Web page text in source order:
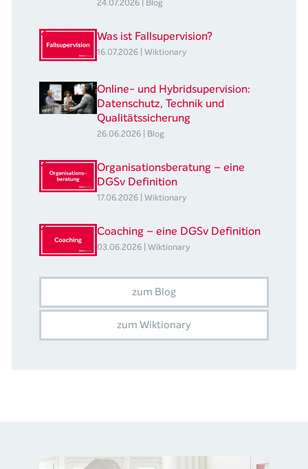
Was ist Fallsupervision?
16.07.2026 | Wiktionary
Online- und Hybridsupervision:
Datenschutz, Technik und
Qualitätssicherung
26.06.2026 | Blog
Organisationsberatung – eine
DGSv Definition
17.06.2026 | Wiktionary
Coaching – eine DGSv Definition
03.06.2026 | Wiktionary
zum Blog
zum Wiktionary